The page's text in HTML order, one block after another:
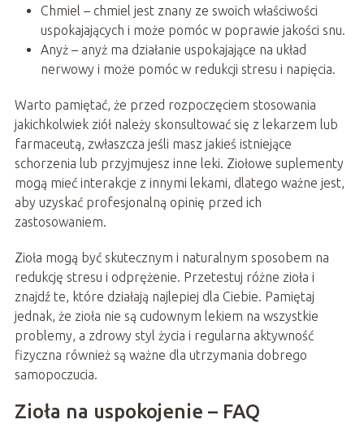
Chmiel – chmiel jest znany ze swoich właściwości
uspokajających i może pomóc w poprawie jakości snu.
Anyż – anyż ma działanie uspokajające na układ
nerwowy i może pomóc w redukcji stresu i napięcia.
Warto pamiętać, że przed rozpoczęciem stosowania
jakichkolwiek ziół należy skonsultować się z lekarzem lub
farmaceutą, zwłaszcza jeśli masz jakieś istniejące
schorzenia lub przyjmujesz inne leki. Ziołowe suplementy
mogą mieć interakcje z innymi lekami, dlatego ważne jest,
aby uzyskać profesjonalną opinię przed ich
zastosowaniem.
Zioła mogą być skutecznym i naturalnym sposobem na
redukcję stresu i odprężenie. Przetestuj różne zioła i
znajdź te, które działają najlepiej dla Ciebie. Pamiętaj
jednak, że zioła nie są cudownym lekiem na wszystkie
problemy, a zdrowy styl życia i regularna aktywność
fizyczna również są ważne dla utrzymania dobrego
samopoczucia.
Zioła na uspokojenie – FAQ